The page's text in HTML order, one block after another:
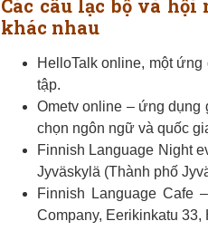
Các câu lạc bộ và
khác nhau
HelloTalk online, một
tập.
Ometv online – ứng
chọn ngôn ngữ và quốc
Finnish Language Night
Jyväskylä (Thành phố
Finnish Language Cafe
Company, Eerikinkatu 33,